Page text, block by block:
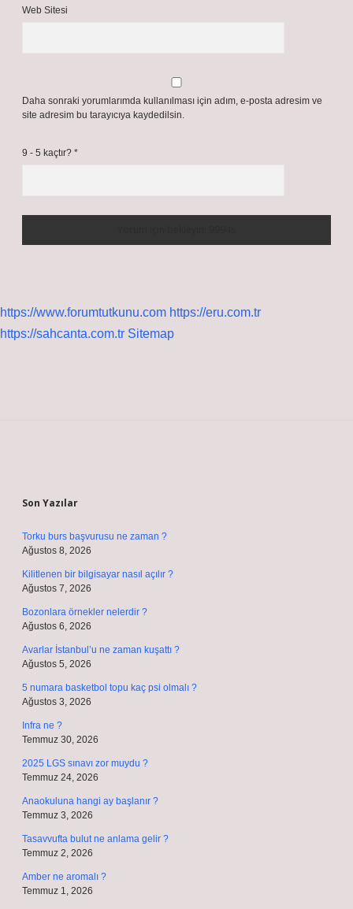
Web Sitesi
Daha sonraki yorumlarımda kullanılması için adım, e-posta adresim ve
site adresim bu tarayıcıya kaydedilsin.
9 - 5 kaçtır? *
https://www.forumtutkunu.com https://eru.com.tr
https://sahcanta.com.tr Sitemap
Son Yazılar
Torku burs başvurusu ne zaman ?
Ağustos 8, 2026
Kilitlenen bir bilgisayar nasıl açılır ?
Ağustos 7, 2026
Bozonlara örnekler nelerdir ?
Ağustos 6, 2026
Avarlar İstanbul’u ne zaman kuşattı ?
Ağustos 5, 2026
5 numara basketbol topu kaç psi olmalı ?
Ağustos 3, 2026
Infra ne ?
Temmuz 30, 2026
2025 LGS sınavı zor muydu ?
Temmuz 24, 2026
Anaokuluna hangi ay başlanır ?
Temmuz 3, 2026
Tasavvufta bulut ne anlama gelir ?
Temmuz 2, 2026
Amber ne aromalı ?
Temmuz 1, 2026